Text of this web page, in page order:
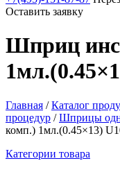
Оставить заявку
Шприц
Главная /Каталог
процедур /Шприцы
комп.) 1мл.(0.45×13)
Категории товара